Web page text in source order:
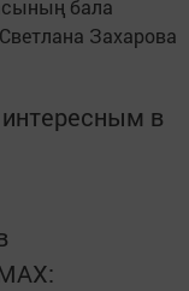
бала
Захарова
в